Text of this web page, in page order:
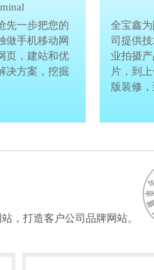
销售与推
采用香港
内贸易
为客户完
先一步把您的
做手机移动网
页，建站和优
决方案，挖掘
移动互联网
生意做到手
站、设计个
化等一体化
亿万手机用户
全宝鑫
司提供
业拍摄
片，到
版装修
，打造客户公司品牌网站。